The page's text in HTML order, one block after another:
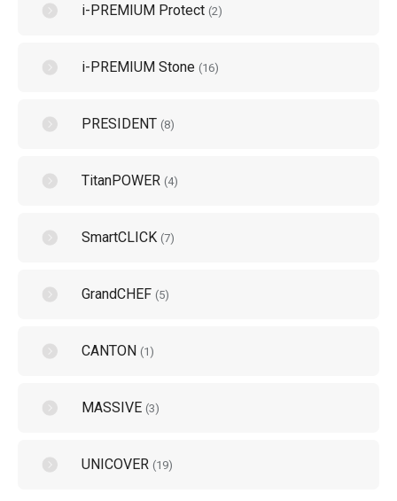
i-PREMIUM Protect (2)
i-PREMIUM Stone (16)
PRESIDENT (8)
TitanPOWER (4)
SmartCLICK (7)
GrandCHEF (5)
CANTON (1 )
MASSIVE (3)
UNICOVER (19)